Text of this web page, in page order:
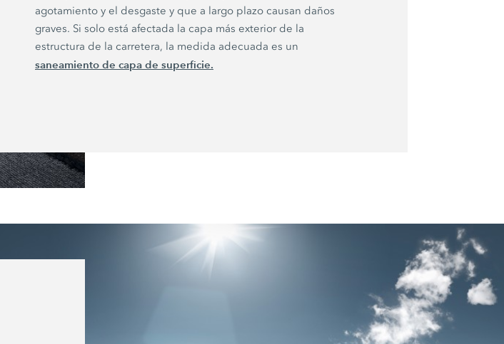
agotamiento y el desgaste y que a largo plazo causan daños
graves. Si solo está afectada la capa más exterior de la
estructura de la carretera, la medida adecuada es un
saneamiento de capa de superficie.